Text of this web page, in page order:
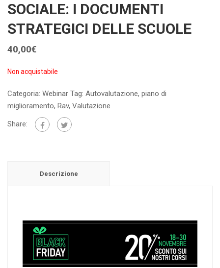
SOCIALE: I DOCUMENTI
STRATEGICI DELLE SCUOLE
40,00€
Non acquistabile
Categoria: Webinar Tag: Autovalutazione, piano di
miglioramento, Rav, Valutazione
Share:
Descrizione